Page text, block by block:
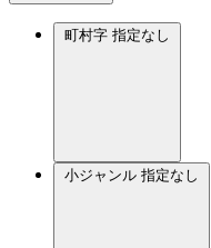
町村字 指定なし
小ジャンル 指定なし